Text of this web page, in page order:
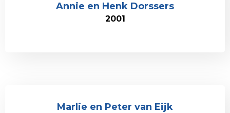
Annie en Henk Dorssers
2001
Marlie en Peter van Eijk